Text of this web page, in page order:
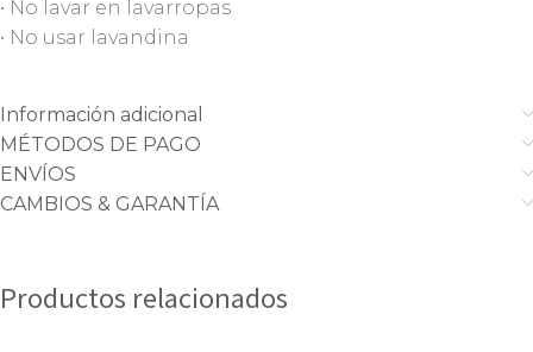
• No lavar en lavarropas
• No usar lavandina
Información adicional
MÉTODOS DE PAGO
ENVÍOS
CAMBIOS & GARANTÍA
Productos relacionados